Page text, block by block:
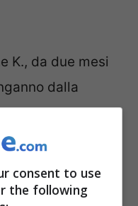
K., da due mesi
dalla
con le
che alcuni
consent to use
the following